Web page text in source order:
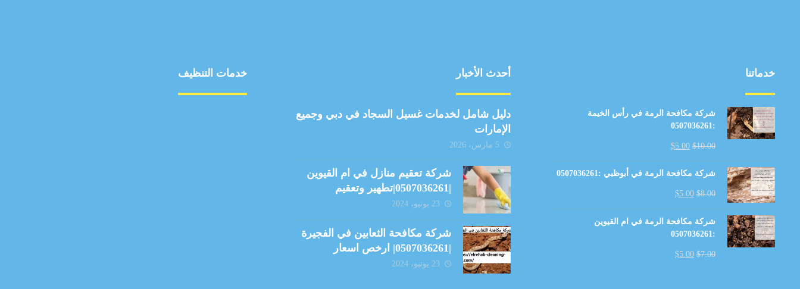
خدماتنا
شركة مكافحة الرمة في رأس الخيمة
:0507036261
$10.00
$5.00
شركة مكافحة الرمة في أبوظبي :0507036261
$8.00
$5.00
شركة مكافحة الرمة في ام القيوين
:0507036261
$7.00
$5.00
أحدث الأخبار
دليل شامل لخدمات غسيل السجاد في دبي وجميع
الإمارات
5 مارس، 2026
شركة تعقيم منازل في ام القيوين
|0507036261|تطهير وتعقيم
23 يونيو، 2024
شركة مكافحة الثعابين في الفجيرة
|0507036261| ارخص اسعار
23 يونيو، 2024
خدمات التنظيف